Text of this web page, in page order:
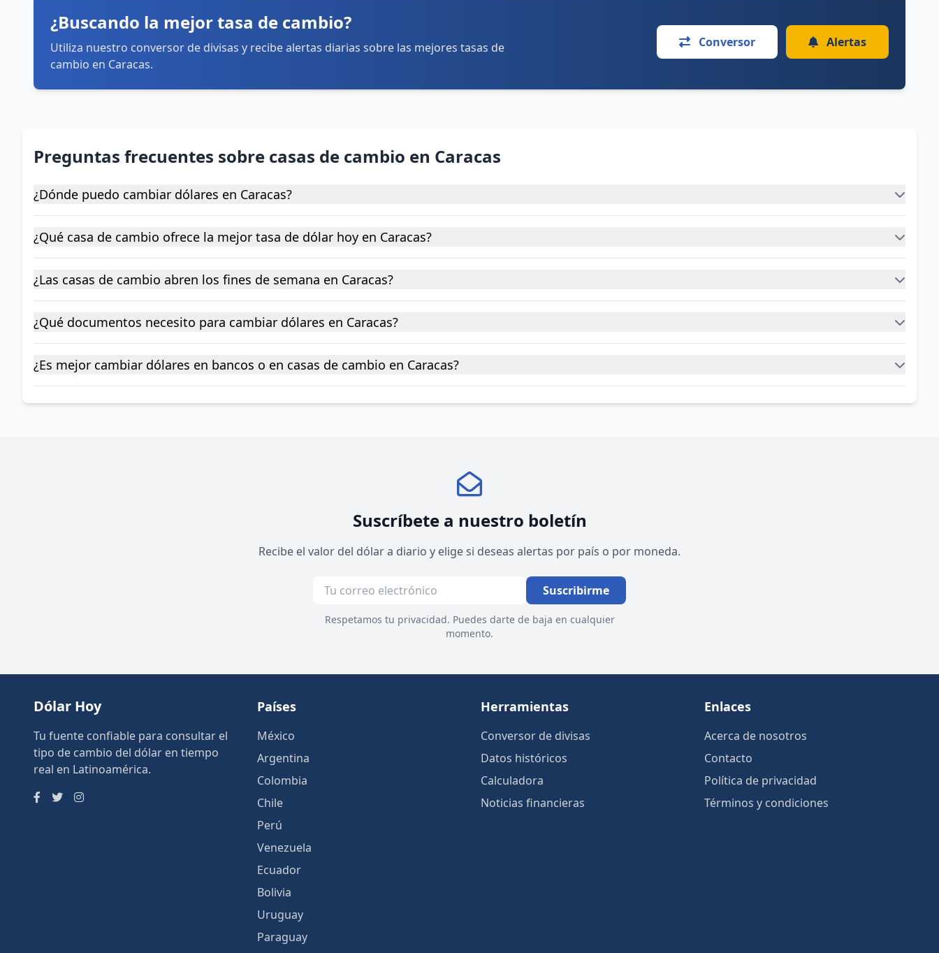
¿Buscando la mejor tasa de cambio?
Utiliza nuestro conversor de divisas y recibe alertas diarias sobre las mejores tasas de
cambio en Caracas.
Conversor Alertas
Preguntas frecuentes sobre casas de cambio en Caracas
¿Dónde puedo cambiar dólares en Caracas?
¿Qué casa de cambio ofrece la mejor tasa de dólar hoy en Caracas?
¿Las casas de cambio abren los fines de semana en Caracas?
¿Qué documentos necesito para cambiar dólares en Caracas?
¿Es mejor cambiar dólares en bancos o en casas de cambio en Caracas?
Suscríbete a nuestro boletín
Recibe el valor del dólar a diario y elige si deseas alertas por país o por moneda.
Suscribirme
Respetamos tu privacidad. Puedes darte de baja en cualquier
momento.
Dólar Hoy
Tu fuente confiable para consultar el
tipo de cambio del dólar en tiempo
real en Latinoamérica.
Países
México
Argentina
Colombia
Chile
Perú
Venezuela
Ecuador
Bolivia
Uruguay
Paraguay
Herramientas
Conversor de divisas
Datos históricos
Calculadora
Noticias financieras
Enlaces
Acerca de nosotros
Contacto
Política de privacidad
Términos y condiciones